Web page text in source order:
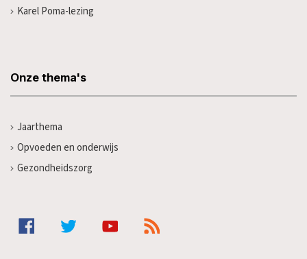
Karel Poma-lezing
Onze thema's
Jaarthema
Opvoeden en onderwijs
Gezondheidszorg